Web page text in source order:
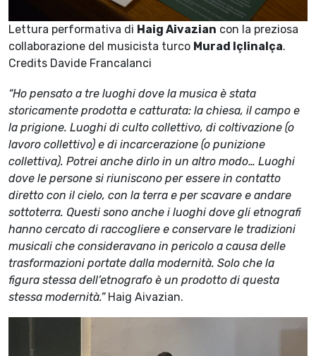
Lettura performativa di Haig Aivazian con la preziosa
collaborazione del musicista turco Murad Içlinalça.
Credits Davide Francalanci
“Ho pensato a tre luoghi dove la musica è stata
storicamente prodotta e catturata: la chiesa, il campo e
la prigione. Luoghi di culto collettivo, di coltivazione (o
lavoro collettivo) e di incarcerazione (o punizione
collettiva). Potrei anche dirlo in un altro modo… Luoghi
dove le persone si riuniscono per essere in contatto
diretto con il cielo, con la terra e per scavare e andare
sottoterra. Questi sono anche i luoghi dove gli etnografi
hanno cercato di raccogliere e conservare le tradizioni
musicali che consideravano in pericolo a causa delle
trasformazioni portate dalla modernità. Solo che la
figura stessa dell’etnografo è un prodotto di questa
stessa modernità.”Haig Aivazian.